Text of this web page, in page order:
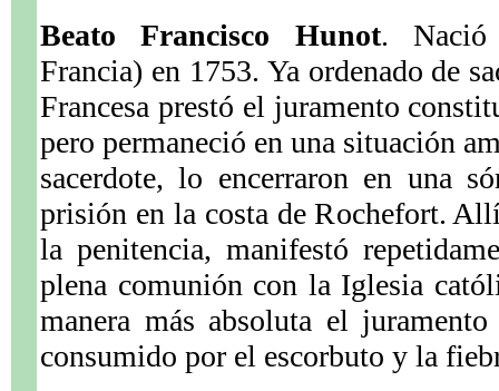
Beato Francisco Hunot. Nació
Francia) en 1753. Ya ordenado de
Francesa prestó el juramento
pero permaneció en una situación
sacerdote, lo encerraron en una
prisión en la costa de Rochefort.
la penitencia, manifestó
plena comunión con la Iglesia
manera más absoluta el
consumido por el escorbuto y la